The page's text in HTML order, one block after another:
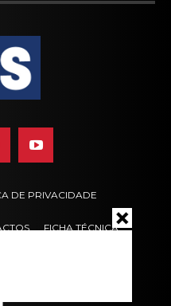
DE PRIVACIDADE
FICHA TÉCNICA